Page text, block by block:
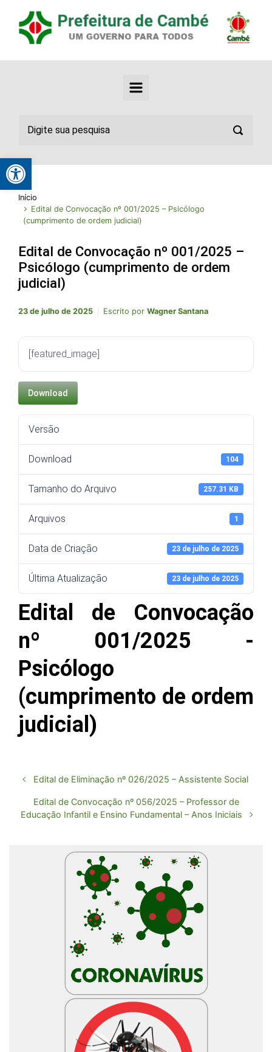
Início
Edital de Convocação nº 001/2025 – Psicólogo
(cumprimento de ordem judicial)
Edital de Convocação nº 001/2025 –
Psicólogo (cumprimento de ordem
judicial)
23 de julho de 2025 Escrito por Wagner Santana
[featured_image]
Download
Versão
Download 104
Tamanho do Arquivo 257.31 KB
Arquivos 1
Data de Criação 23 de julho de 2025
Última Atualização 23 de julho de 2025
Edital de Convocação
nº 001/2025 -
Psicólogo
(cumprimento de ordem
judicial)
Edital de Eliminação nº 026/2025 – Assistente Social
Edital de Convocação nº 056/2025 – Professor de
Educação Infantil e Ensino Fundamental – Anos Iniciais
Abrir a barra de ferramentas